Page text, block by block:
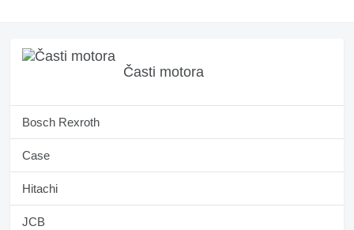
Časti motora
Bosch Rexroth
Case
Hitachi
JCB